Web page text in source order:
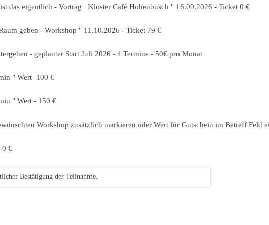
das eigentlich - Vortrag _Kloster Café Hohenbusch " 16.09.2026 - Ticket 0 €
geben - Workshop " 11.10.2026 - Ticket 79 €
- geplanter Start Juli 2026 - 4 Termine - 50€ pro Monat
" Wert- 100 €
" Wert - 150 €
Workshop zusätzlich markieren oder Wert für Gutschein im Betreff Feld
0 €